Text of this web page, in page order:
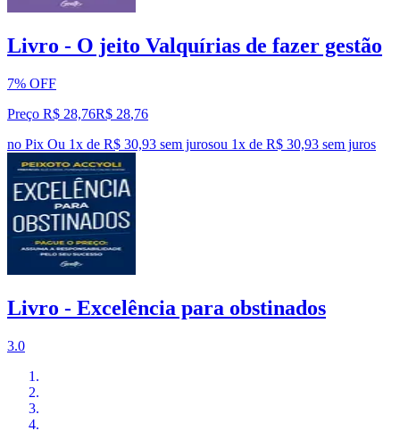
Livro - O jeito Valquírias de fazer gestão
7% OFF
Preço R$ 28,76R$ 28,76
no Pix Ou 1x de R$ 30,93 sem jurosou 1x de R$ 30,93 sem juros
Livro - Excelência para obstinados
3.0